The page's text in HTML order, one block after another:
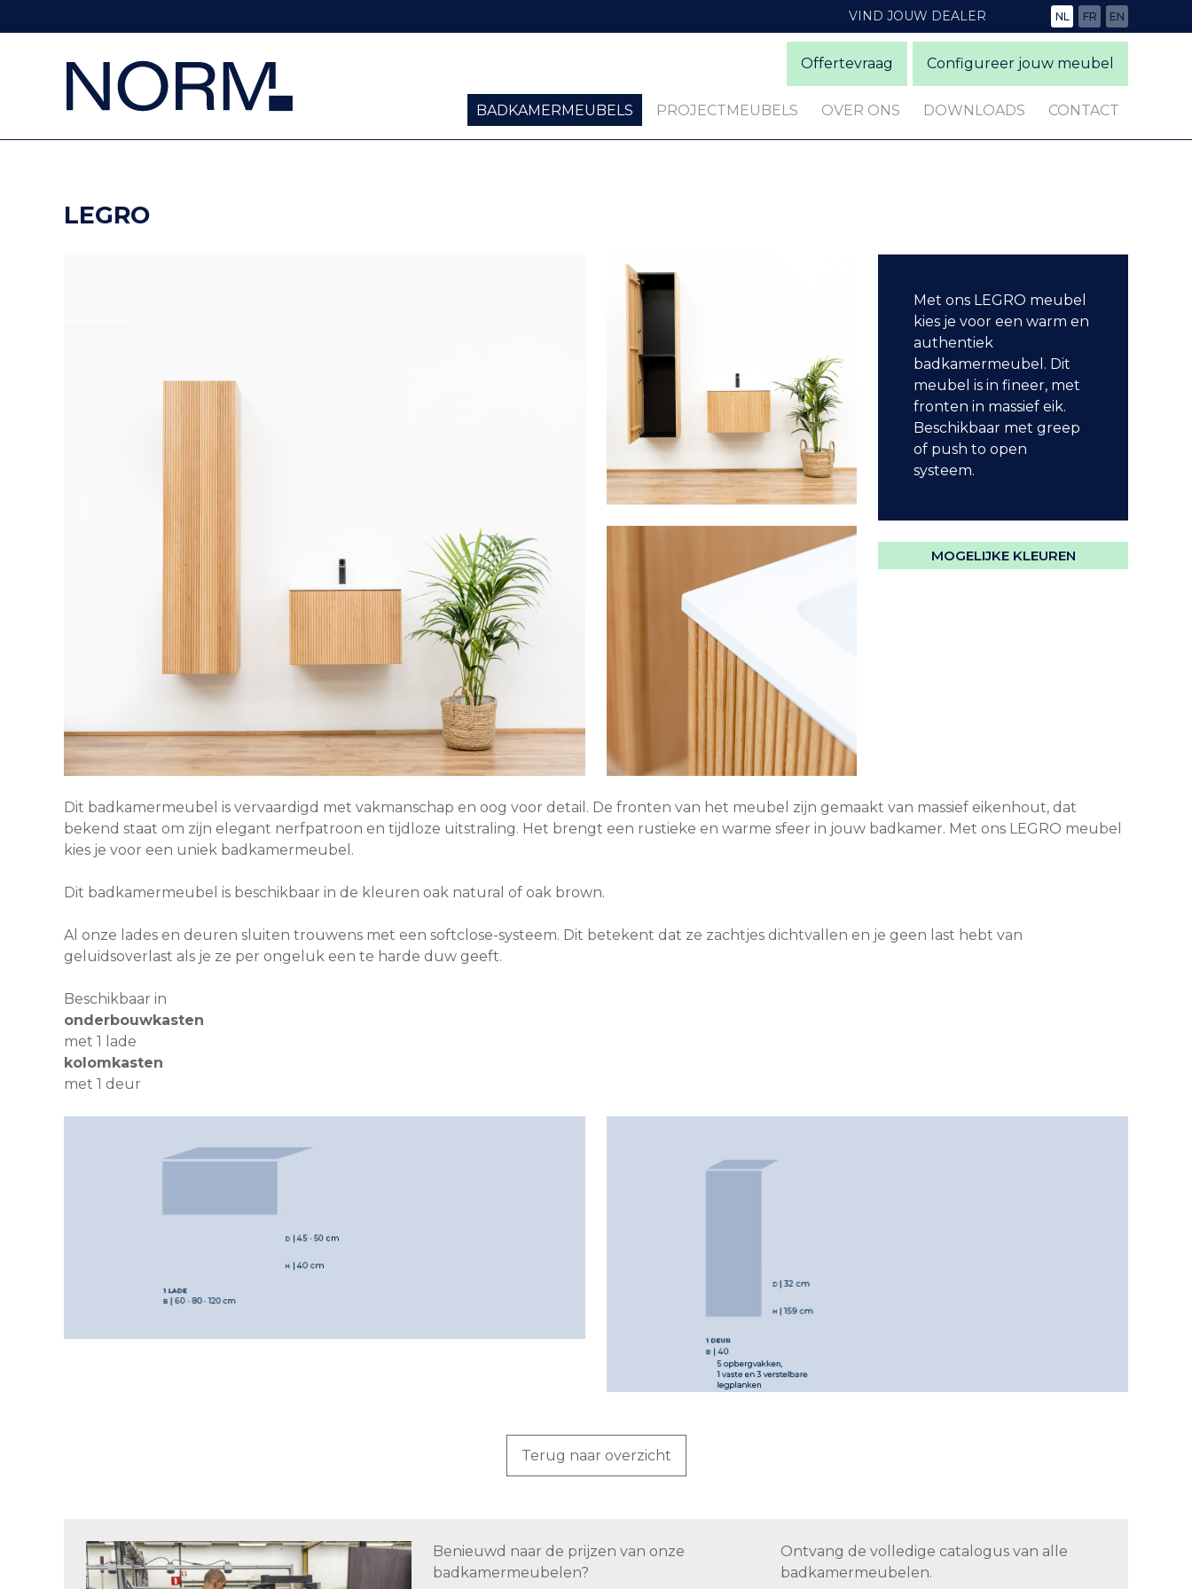
NL FR EN
VIND JOUW DEALER
BADKAMERMEUBELS PROJECTMEUBELS OVER ONS DOWNLOADS CONTACT
Offertevraag Configureer jouw meubel
LEGRO
Met ons LEGRO meubel
kies je voor een warm en
authentiek
badkamermeubel. Dit
meubel is in fineer, met
fronten in massief eik.
Beschikbaar met greep
of push to open
systeem.
MOGELIJKE KLEUREN
Dit badkamermeubel is vervaardigd met vakmanschap en oog voor detail. De fronten van het meubel zijn gemaakt van massief eikenhout, dat
bekend staat om zijn elegant nerfpatroon en tijdloze uitstraling. Het brengt een rustieke en warme sfeer in jouw badkamer. Met ons LEGRO meubel
kies je voor een uniek badkamermeubel.
Dit badkamermeubel is beschikbaar in de kleuren oak natural of oak brown.
Al onze lades en deuren sluiten trouwens met een softclose-systeem. Dit betekent dat ze zachtjes dichtvallen en je geen last hebt van
geluidsoverlast als je ze per ongeluk een te harde duw geeft.
Beschikbaar in
onderbouwkasten
met 1 lade
kolomkasten
met 1 deur
Terug naar overzicht
Benieuwd naar de prijzen van onze
badkamermeubelen?
Ontvang de volledige catalogus van alle
badkamermeubelen.